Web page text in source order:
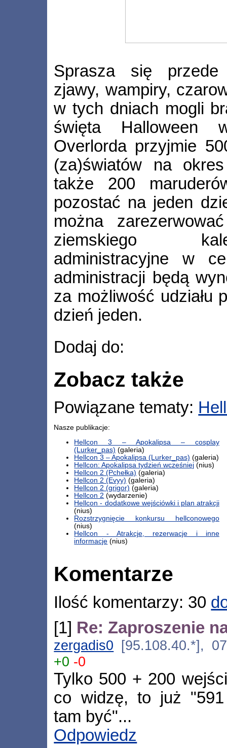
Sprasza się przede
zjawy, wampiry,
w tych dniach mogli
święta Halloween
Overlorda przyjmie
(za)światów na
także 200
pozostać na jeden
można
ziemskiego
administracyjne w
administracji będą
za możliwość udziału
dzień jeden.
Dodaj do:
Zobacz także
Powiązane tematy:
Nasze publikacje:
Hellcon 3 – Apokalipsa – cosplay
(Lurker_pas) (galeria)
Hellcon 3 – Apokalipsa (Lurker_pas) (galeria)
Hellcon: Apokalipsa tydzień wcześniej (nius)
Hellcon 2 (Pchełka) (galeria)
Hellcon 2 (Evyy) (galeria)
Hellcon 2 (grigor) (galeria)
Hellcon 2 (wydarzenie)
Hellcon - dodatkowe wejściówki i plan atrakcji
(nius)
Rozstrzygnięcie konkursu hellconowego
(nius)
Hellcon - Atrakcje, rezerwacje i inne
informacje (nius)
Komentarze
Ilość komentarzy: 30
[1] Re: Zaproszenie
zergadis0 [95.108.40.*],
+0 -0
Tylko 500 + 200
co widzę, to już "591
tam być"...
Odpowiedz